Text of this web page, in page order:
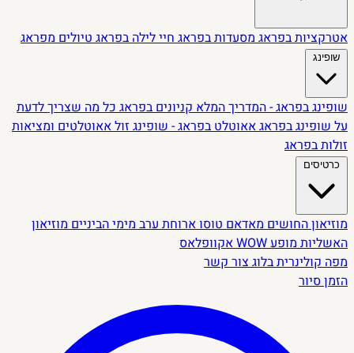
אטרקציות בפראגמסעדות בפראגחיי לילה בפראגטיולים מפראג
שופינג
שופינג בפראג - המדריך המלאקניונים בפראגכל מה שצריך לדעת
על שופינג בפראגאאוטלט בפראג - שופינג זולאאוטלטים ומציאות
זולות בפראג
כרטיסים
מוזיאון החושיםמאדאם טוסוארוחת ערב מימי הבינייםמוזיאון
האשליותמופע WOW
אקוופלאס
מפה קולינריתבלוגצור קשר
הזמן סיור